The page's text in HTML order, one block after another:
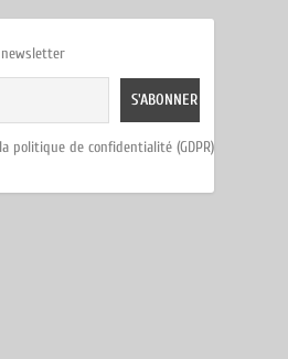
newsletter
politique de confidentialité (GDPR)